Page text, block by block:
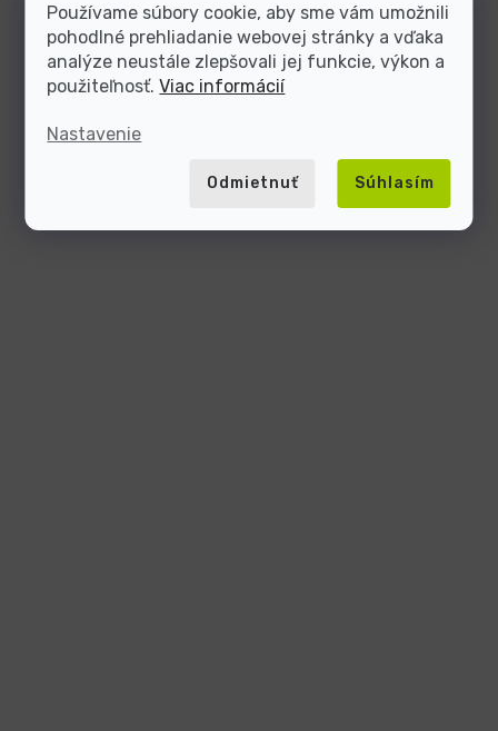
Používame súbory cookie, aby sme vám umožnili
pohodlné prehliadanie webovej stránky a vďaka
analýze neustále zlepšovali jej funkcie, výkon a
použiteľnosť.Viac informácií
Nastavenie
Odmietnuť Súhlasím